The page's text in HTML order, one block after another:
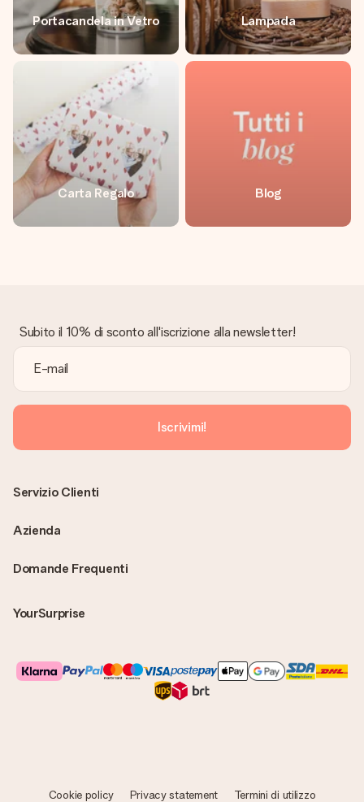
Portacandela in Vetro Lampada
Carta Regalo Blog
Subito il 10% di sconto all'iscrizione alla newsletter!
Iscrivimi!
Domande Frequenti
YourSurprise
Servizio Clienti
Azienda
Cookie policy Privacy statement
Termini di utilizzo